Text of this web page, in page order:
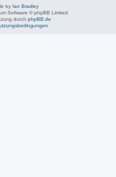
by Ian Bradley
Software © phpBB Limited
durch phpBB.de